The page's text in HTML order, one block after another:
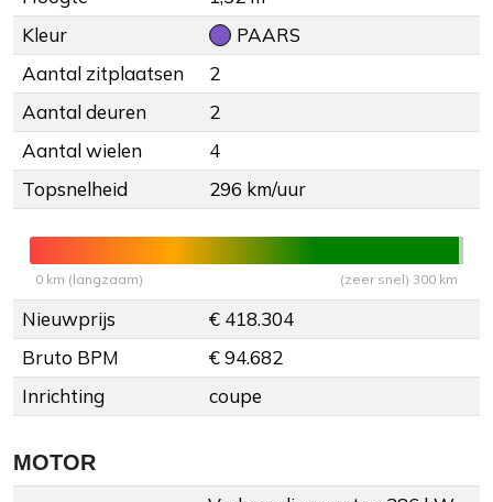
Kleur
PAARS
Aantal zitplaatsen
2
Aantal deuren
2
Aantal wielen
4
Topsnelheid
296 km/uur
0 km (langzaam) (zeer snel) 300 km
Nieuwprijs
€ 418.304
Bruto BPM
€ 94.682
Inrichting
coupe
MOTOR